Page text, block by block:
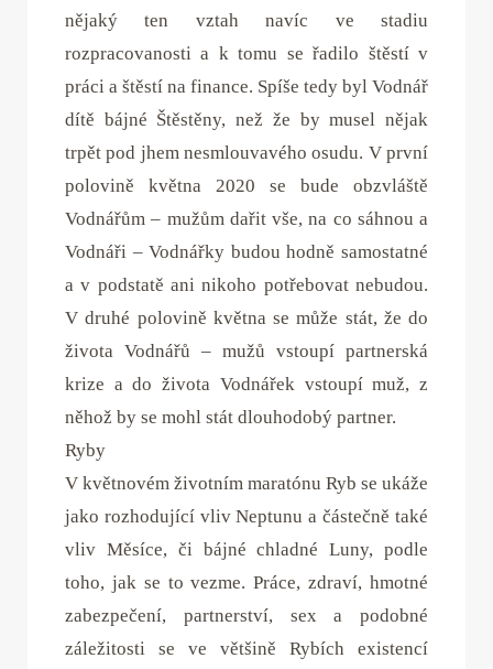
nějaký ten vztah navíc ve stadiu
rozpracovanosti a k tomu se řadilo štěstí v
práci a štěstí na finance. Spíše tedy byl Vodnář
dítě bájné Štěstěny, než že by musel nějak
trpět pod jhem nesmlouvavého osudu. V první
polovině května 2020 se bude obzvláště
Vodnářům – mužům dařit vše, na co sáhnou a
Vodnáři – Vodnářky budou hodně samostatné
a v podstatě ani nikoho potřebovat nebudou.
V druhé polovině května se může stát, že do
života Vodnářů – mužů vstoupí partnerská
krize a do života Vodnářek vstoupí muž, z
něhož by se mohl stát dlouhodobý partner.
Ryby
V květnovém životním maratónu Ryb se ukáže
jako rozhodující vliv Neptunu a částečně také
vliv Měsíce, či bájné chladné Luny, podle
toho, jak se to vezme. Práce, zdraví, hmotné
zabezpečení, partnerství, sex a podobné
záležitosti se ve většině Rybích existencí